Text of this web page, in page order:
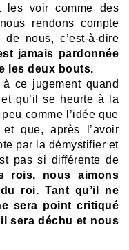
les voir comme des
rendons compte
nous, c’est-à-dire
jamais pardonnée
les deux bouts.
ce jugement quand
et qu’il se heurte à la
comme l’idée que
que, après l’avoir
par la démystifier et
pas si différente de
rois, nous aimons
roi. Tant qu’il ne
sera point critiqué
sera déchu et nous